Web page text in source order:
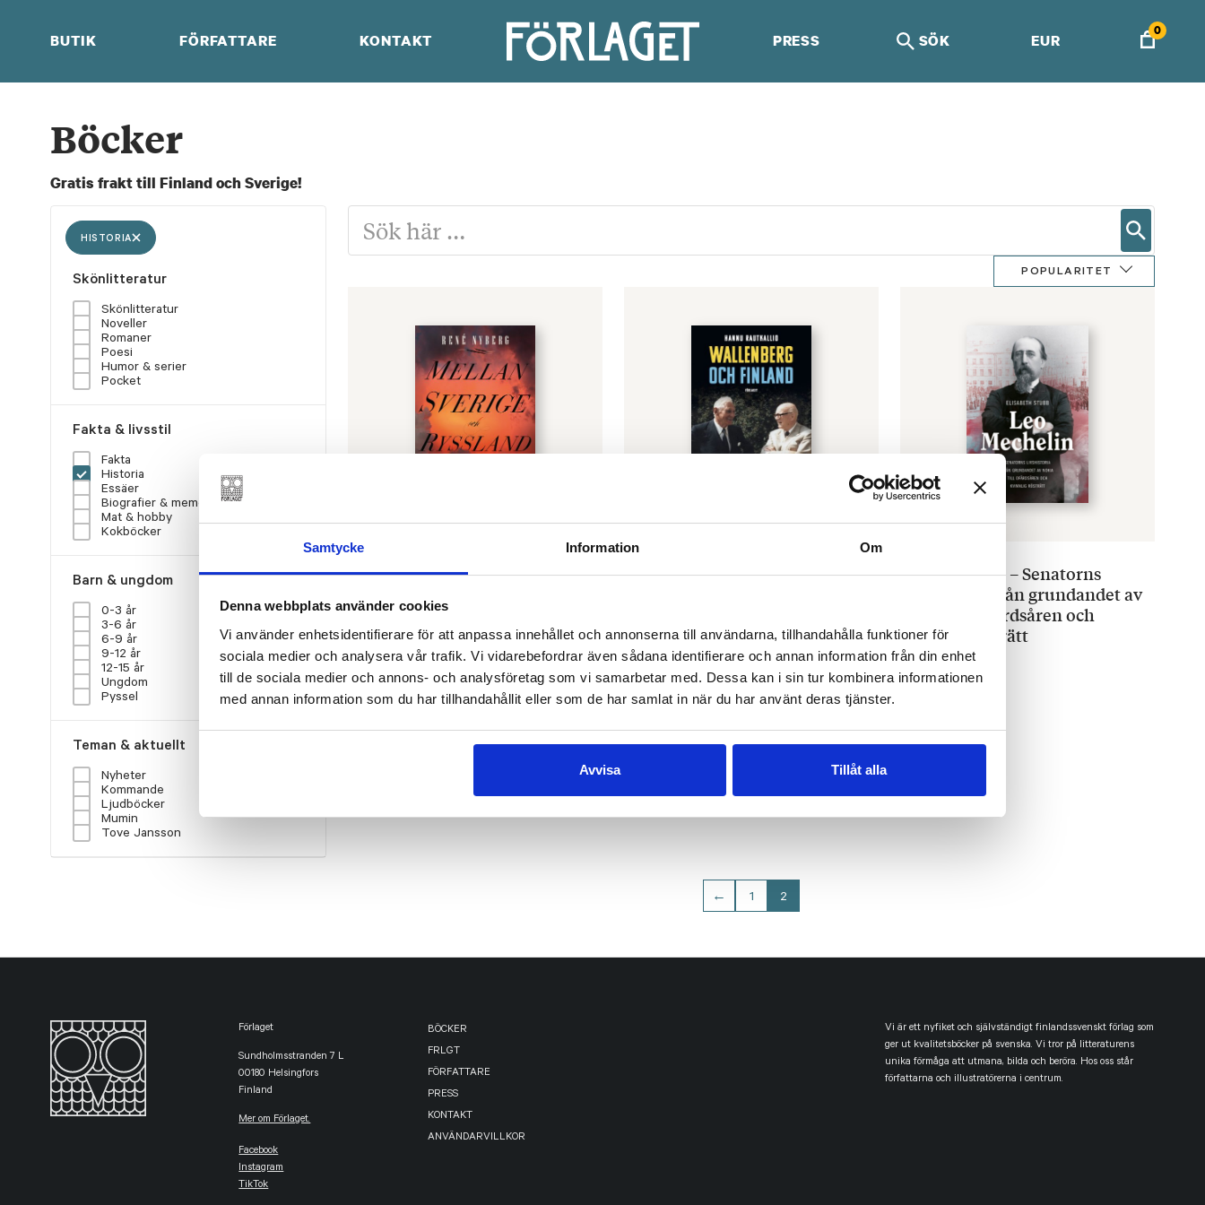
Samtycke Information Om
Denna webbplats använder cookies
Vi använder enhetsidentifierare för att anpassa innehållet och annonserna till användarna, tillhandahålla funktioner för
sociala medier och analysera vår trafik. Vi vidarebefordrar även sådana identifierare och annan information från din enhet
till de sociala medier och annons- och analysföretag som vi samarbetar med. Dessa kan i sin tur kombinera informationen
med annan information som du har tillhandahållit eller som de har samlat in när du har använt deras tjänster.
Avvisa Tillåt alla
BUTIK FÖRFATTARE KONTAKT PRESS SÖK EUR
0
Böcker
Gratis frakt till Finland och Sverige!
HISTORIA
Skönlitteratur
Skönlitteratur
Noveller
Romaner
Poesi
Humor & serier
Pocket
Fakta & livsstil
Fakta
Historia
Essäer
Biografier & memoarer
Mat & hobby
Kokböcker
Barn & ungdom
0-3 år
3-6 år
6-9 år
9-12 år
12-15 år
Ungdom
Pyssel
Teman & aktuellt
Nyheter
Kommande
Ljudböcker
Mumin
Tove Jansson
POPULARITET
RENÉ NYBERG
Mellan Sverige och Ryssland
31.80
LÄGG I VARUKORG
HANNU RAUTKALLIO
Wallenberg och Finland
Leo Mechelin – Senatorns
livshistoria från grundandet av
Nokia till ofärdsåren och
kvinnlig rösträtt
€26.00
← 1 2
Förlaget
Sundholmsstranden 7 L
00180 Helsingfors
Finland
Mer om Förlaget.
Facebook
Instagram
TikTok
BÖCKER
FRLGT
FÖRFATTARE
PRESS
KONTAKT
ANVÄNDARVILLKOR
Vi är ett nyfiket och självständigt finlandssvenskt förlag som
ger ut kvalitetsböcker på svenska. Vi tror på litteraturens
unika förmåga att utmana, bilda och beröra. Hos oss står
författarna och illustratörerna i centrum.